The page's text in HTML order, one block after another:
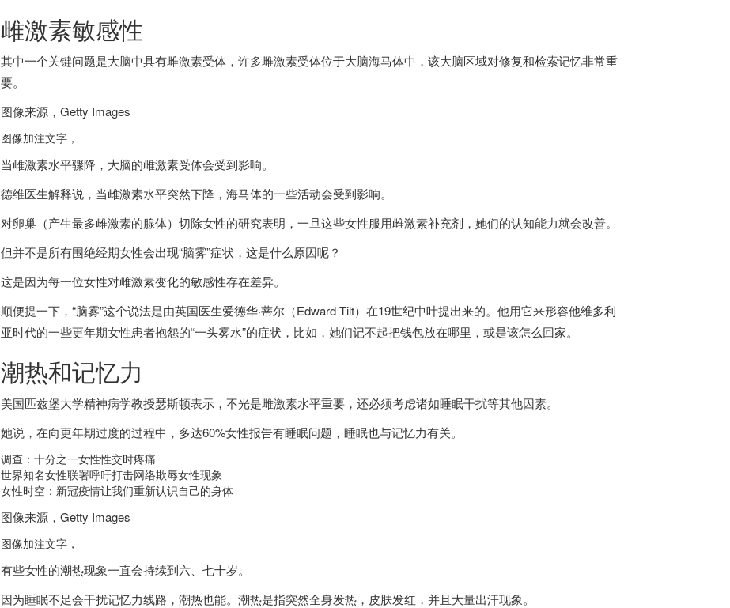
雌激素敏感性
其中一个关键问题是大脑中具有雌激素受体，许多雌激素受体位于大脑海马体中，该大脑区域对修复和检索记忆非常重
要。
图像来源， Getty Images
图像加注文字，
当雌激素水平骤降，大脑的雌激素受体会受到影响。
德维医生解释说，当雌激素水平突然下降，海马体的一些活动会受到影响。
对卵巢（产生最多雌激素的腺体）切除女性的研究表明，一旦这些女性服用雌激素补充剂，她们的认知能力就会改善。
但并不是所有围绝经期女性会出现“脑雾”症状，这是什么原因呢？
这是因为每一位女性对雌激素变化的敏感性存在差异。
顺便提一下，“脑雾”这个说法是由英国医生爱德华·蒂尔（Edward Tilt）在19世纪中叶提出来的。他用它来形容他维多利
亚时代的一些更年期女性患者抱怨的“一头雾水”的症状，比如，她们记不起把钱包放在哪里，或是该怎么回家。
潮热和记忆力
美国匹兹堡大学精神病学教授瑟斯顿表示，不光是雌激素水平重要，还必须考虑诸如睡眠干扰等其他因素。
她说，在向更年期过度的过程中，多达60%女性报告有睡眠问题，睡眠也与记忆力有关。
调查：十分之一女性性交时疼痛
世界知名女性联署呼吁打击网络欺辱女性现象
女性时空：新冠疫情让我们重新认识自己的身体
图像来源， Getty Images
图像加注文字，
有些女性的潮热现象一直会持续到六、七十岁。
因为睡眠不足会干扰记忆力线路，潮热也能。潮热是指突然全身发热，皮肤发红，并且大量出汗现象。